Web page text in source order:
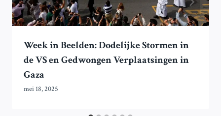
Week in Beelden: Dodelijke Stormen in
de VS en Gedwongen Verplaatsingen in
Gaza
mei 18, 2025